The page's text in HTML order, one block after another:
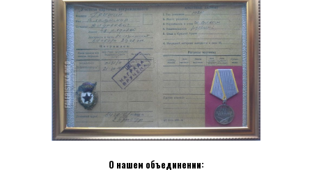
О нашем объединении: